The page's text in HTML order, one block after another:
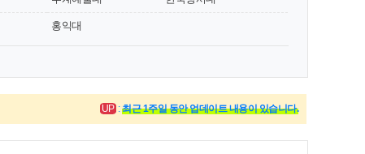
홍익대
UP:최근 1주일 동안 업데이트 내용이 있습니다.
2026-07-20